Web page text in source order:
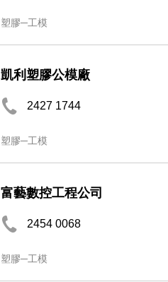
塑膠─工模
凱利塑膠公模廠
2427 1744
塑膠─工模
富藝數控工程公司
2454 0068
塑膠─工模